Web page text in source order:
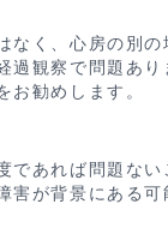
なく、心房の別
過観察で問題あ
お勧めします。
であれば問題な
害が背景にある